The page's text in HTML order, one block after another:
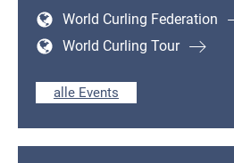
World Curling Federation
World Curling Tour
alle Events